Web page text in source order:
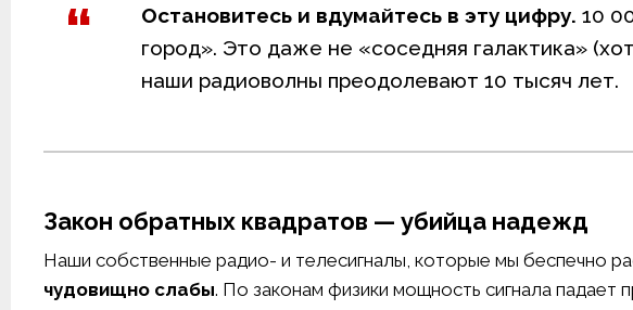
Остановитесь и вдумайтесь в эту цифру. 10
город». Это даже не «соседняя галактика»
наши радиоволны преодолевают 10 тысяч лет.
Закон обратных квадратов — убийца надежд
Наши собственные радио- и телесигналы, которые мы беспечно
чудовищно слабы. По законам физики мощность сигнала падает